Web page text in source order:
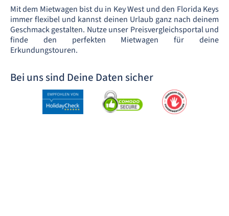
Mit dem Mietwagen bist du in Key West und den Florida Keys
immer flexibel und kannst deinen Urlaub ganz nach deinem
Geschmack gestalten. Nutze unser Preisvergleichsportal und
finde den perfekten Mietwagen für deine
Erkundungstouren.
Bei uns sind Deine Daten sicher